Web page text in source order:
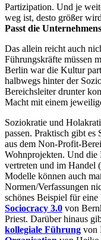
Partizipation. Und je
weg ist, desto größer
Passt die
Das allein reicht auch
Führungskräfte müssen
Berlin war die Kultur
halbwegs hinter der
Bereichsleiter drunter
Macht mit einem
Soziokratie und
passen. Praktisch gibt
aus dem Non-Profit-
Wohnprojekten. Und die
vertreten und im Handel
Modelle können auch
Normen/Verfassungen
schönes Beispiel für
Sociocracy 3.0 von
Priest. Darüber hinaus
kollegiale Führung von